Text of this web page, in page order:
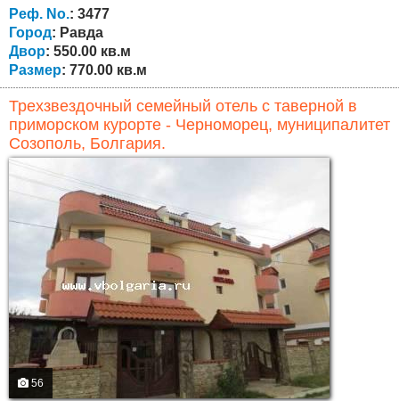
возможность приобрести соседние 12-13 комнат и
бассейн, чудесная возможность для...
Реф. No.: 3477
Город: Равда
Двор: 550.00 кв.м
Размер: 770.00 кв.м
Трехзвездочный семейный отель с таверной в
приморском курорте - Черноморец, муниципалитет
Созополь, Болгария.
56